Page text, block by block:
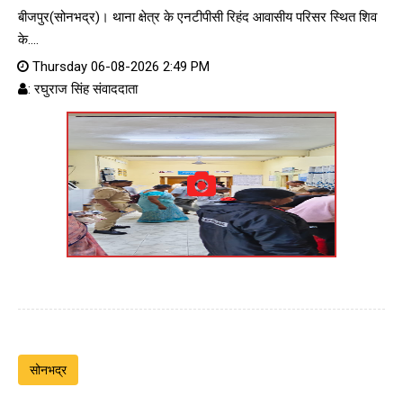
बीजपुर(सोनभद्र)। थाना क्षेत्र के एनटीपीसी रिहंद आवासीय परिसर स्थित शिव
के....
Thursday 06-08-2026 2:49 PM
: रघुराज सिंह संवाददाता
सोनभद्र